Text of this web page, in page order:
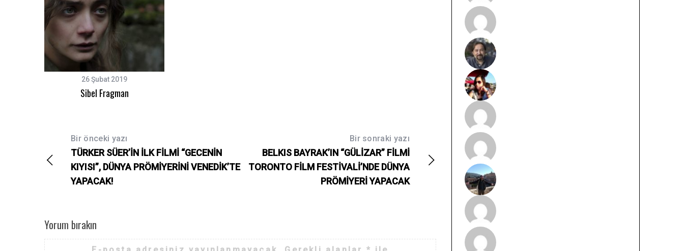
26 Şubat 2019
Sibel Fragman
Bir önceki yazı
TÜRKER SÜER’İN İLK FİLMİ “GECENİN
KIYISI”, DÜNYA PRÖMİYERİNİ VENEDİK’TE
YAPACAK!
Bir sonraki yazı
BELKIS BAYRAK’IN “GÜLİZAR” FİLMİ
TORONTO FİLM FESTİVALİ’NDE DÜNYA
PRÖMİYERİ YAPACAK
Yorum bırakın